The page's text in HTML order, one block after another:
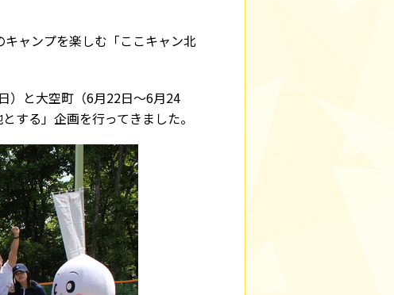
ャンプを楽しむ「ここキャン北
）と大空町（6月22日～6月24
する」企画を行ってきました。